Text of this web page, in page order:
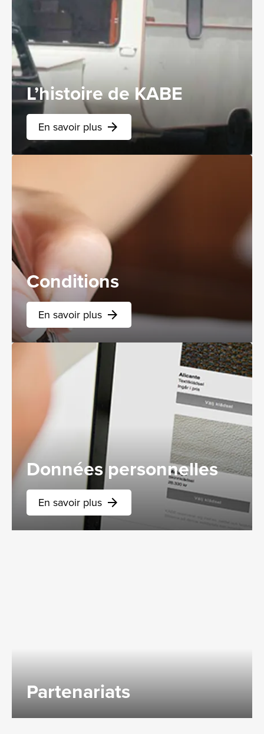
L’histoire de KABE
En savoir plus arrow_forward
Conditions
En savoir plus arrow_forward
Données personnelles
En savoir plus arrow_forward
Partenariats